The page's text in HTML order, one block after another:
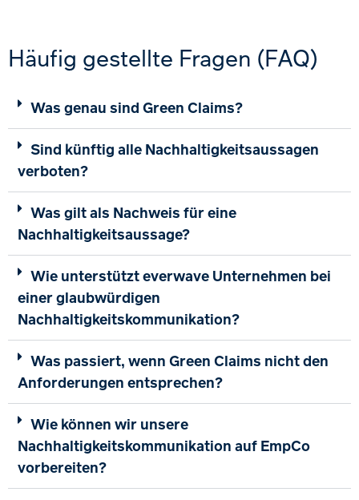
Häufig gestellte Fragen (FAQ)
Was genau sind Green Claims?
Sind künftig alle Nachhaltigkeitsaussagen
verboten?
Was gilt als Nachweis für eine
Nachhaltigkeitsaussage?
Wie unterstützt everwave Unternehmen bei
einer glaubwürdigen
Nachhaltigkeitskommunikation?
Was passiert, wenn Green Claims nicht den
Anforderungen entsprechen?
Wie können wir unsere
Nachhaltigkeitskommunikation auf EmpCo
vorbereiten?